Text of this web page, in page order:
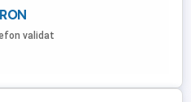
validat